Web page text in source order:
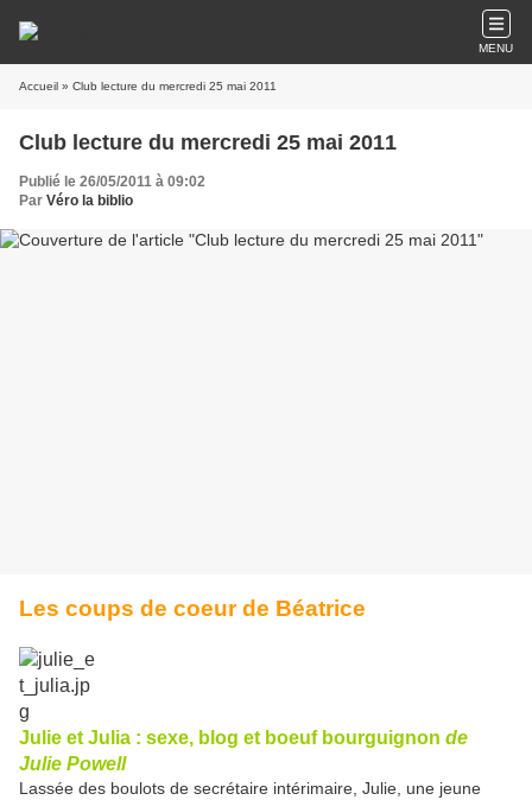
MENU
Accueil » Club lecture du mercredi 25 mai 2011
Club lecture du mercredi 25 mai 2011
Publié le 26/05/2011 à 09:02
Par Véro la biblio
Les coups de coeur de Béatrice
Julie et Julia : sexe, blog et boeuf bourguignon de
Julie Powell
Lassée des boulots de secrétaire intérimaire, Julie, une jeune